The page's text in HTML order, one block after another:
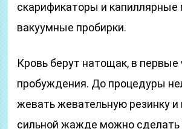
скарификаторы и капиллярные
вакуумные пробирки.
Кровь берут натощак, в
пробуждения. До процедуры
жевать жевательную резинку и
сильной жажде можно сделать